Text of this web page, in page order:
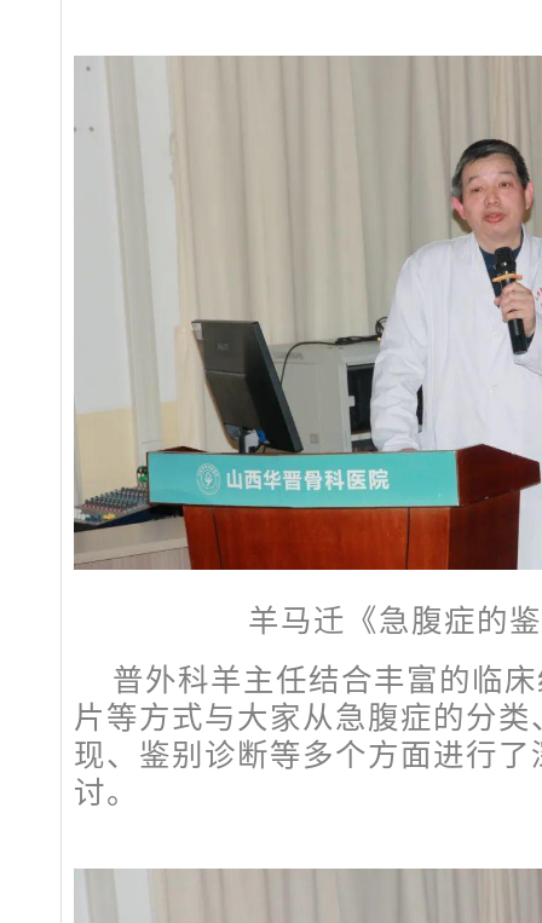
羊马迁《急腹症的
普外科羊主任结合丰富的临
片等方式与大家从急腹症的分
现、鉴别诊断等多个方面进行
讨。